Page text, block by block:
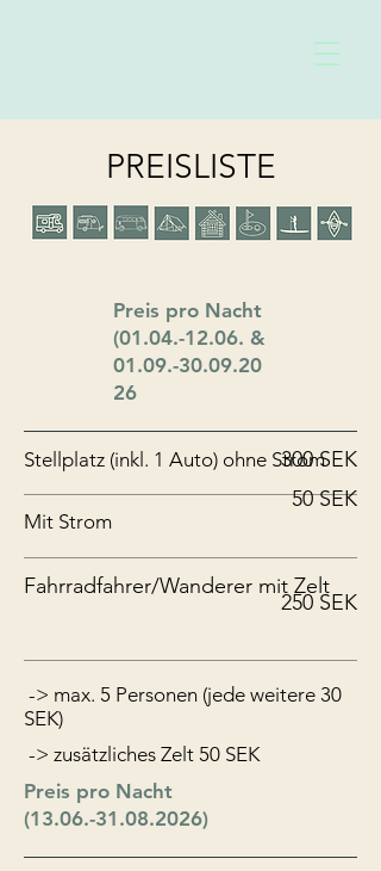
PREISLISTE
Preis pro Nacht
(01.04.-12.06. &
01.09.-30.09.20
26
Stellplatz (inkl. 1 Auto) ohne Strom
Mit Strom
Fahrradfahrer/Wanderer mit Zelt
300 SEK
50 SEK
250 SEK
-> max. 5 Personen (jede weitere 30
SEK)
-> zusätzliches Zelt 50 SEK
Preis pro Nacht
(13.06.-31.08.2026)